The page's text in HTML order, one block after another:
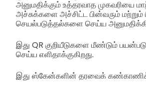
அனுமதிக்கும் உத்தரவாத முகவரியை
அச்சுக்களை அச்சிட்ட பின்வரும் மற்றும்
செயல்படுத்தல்களை செய்ய
இது QR குறியீடுகளை மீண்டும்
செய்ய எளிதாக்குகிறது.
இது ஸ்கேன்களின் தரவைக்